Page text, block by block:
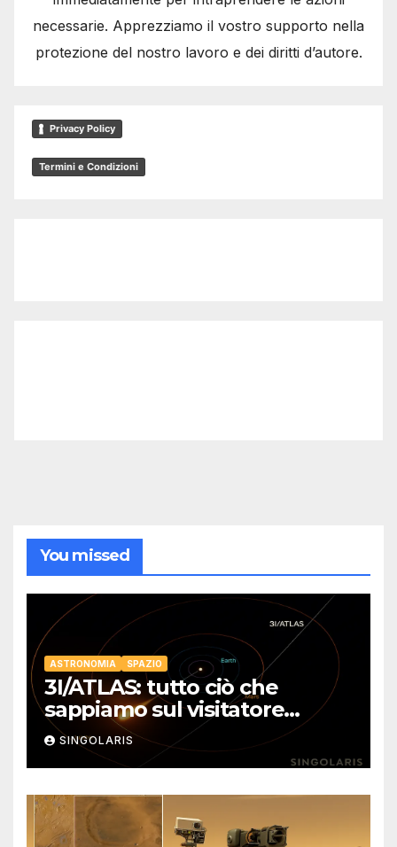
necessarie. Apprezziamo il vostro supporto nella
protezione del nostro lavoro e dei diritti d’autore.
Privacy Policy
Termini e Condizioni
You missed
ASTRONOMIA SPAZIO
3I/ATLAS: tutto ciò che
sappiamo sul visitatore
interstellare
SINGOLARIS